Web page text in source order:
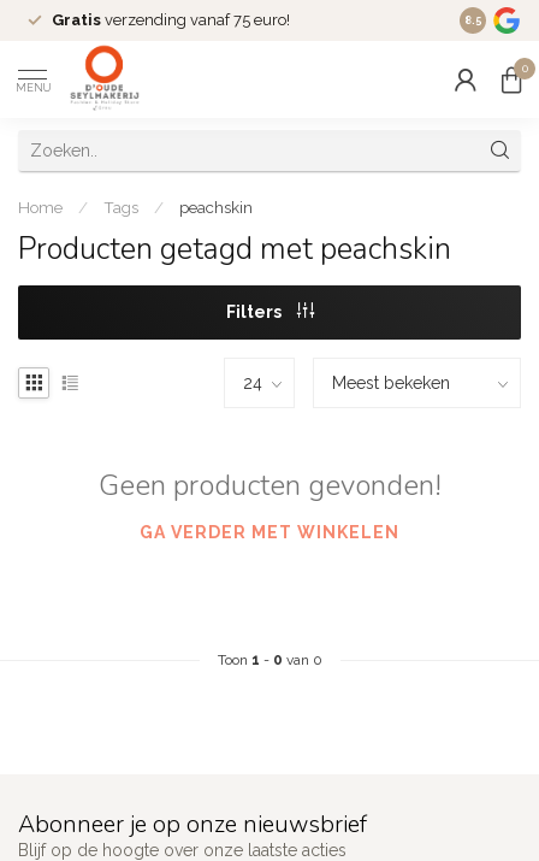
Gratis verzending vanaf 75 euro! Dé
8.5
MENU
0
Home / Tags / peachskin
Producten getagd met peachskin
Filters
Geen producten gevonden!
GA VERDER MET WINKELEN
Toon 1 - 0 van 0
Abonneer je op onze nieuwsbrief
Blijf op de hoogte over onze laatste acties